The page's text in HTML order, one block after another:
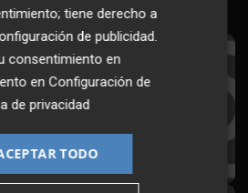
al Boletín
a primera hora en tu email
tiene derecho a
de publicidad.
consentimiento en
enConfiguración de
de privacidad
TODO